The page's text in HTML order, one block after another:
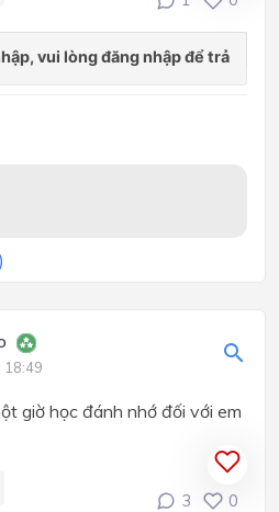
)
18:49
giờ học đánh nhớ đối với em
3 0